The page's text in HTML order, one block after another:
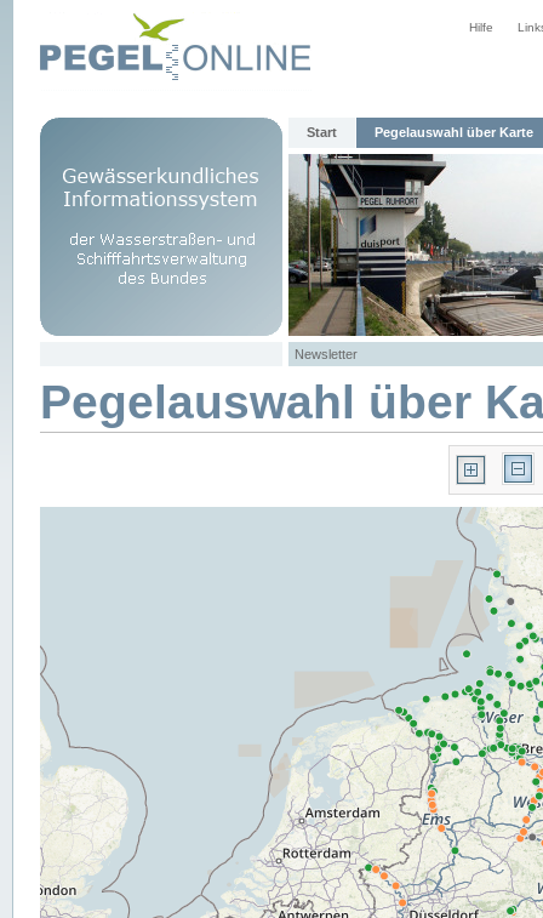
Hilfe
Start Pegelauswahl über Karte
Newsletter
Pegelauswahl über